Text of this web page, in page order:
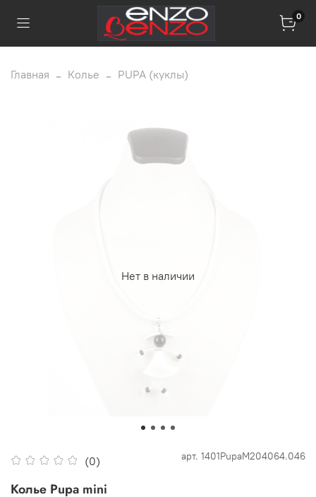
0
Главная Колье PUPA (куклы)
Нет в наличии
(0) арт. 1401PupaM204064.046
Колье Pupa mini